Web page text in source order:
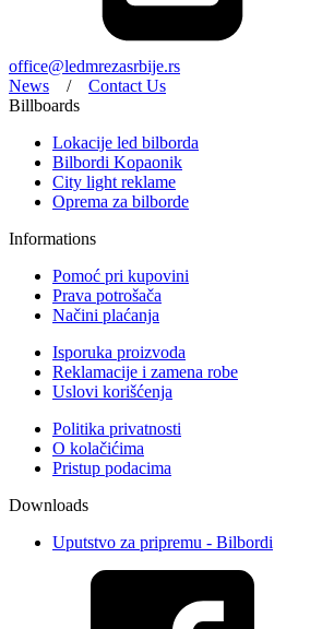
office@ledmrezasrbije.rs
News / Contact Us
Billboards
Lokacije led bilborda
Bilbordi Kopaonik
City light reklame
Oprema za bilborde
Informations
Pomoć pri kupovini
Prava potrošača
Načini plaćanja
Isporuka proizvoda
Reklamacije i zamena robe
Uslovi korišćenja
Politika privatnosti
O kolačićima
Pristup podacima
Downloads
Uputstvo za pripremu - Bilbordi